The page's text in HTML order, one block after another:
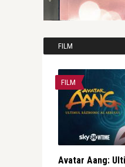
FILM
FILM
Avatar Aang: